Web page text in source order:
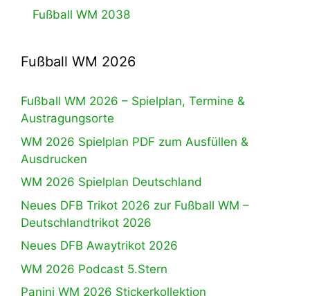
Fußball WM 2038
Fußball WM 2026
Fußball WM 2026 – Spielplan, Termine &
Austragungsorte
WM 2026 Spielplan PDF zum Ausfüllen &
Ausdrucken
WM 2026 Spielplan Deutschland
Neues DFB Trikot 2026 zur Fußball WM –
Deutschlandtrikot 2026
Neues DFB Awaytrikot 2026
WM 2026 Podcast 5.Stern
Panini WM 2026 Stickerkollektion